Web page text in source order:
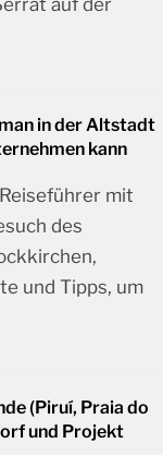
in der Altstadt
kann
mit
des
und Tipps, um
(Piruí, Praia do
und Projekt